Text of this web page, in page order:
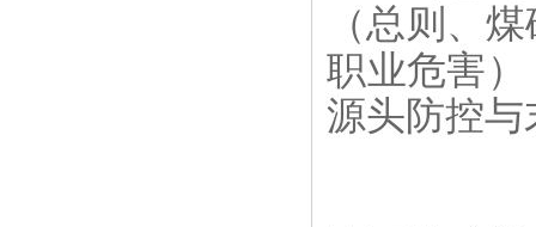
（总则、
职业危害
源头防控